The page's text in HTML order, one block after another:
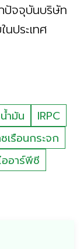
ปัจจุบันบริษัท
ประเทศ
น้ำมัน
IRPC
เรือนกระจก
ออาร์พีซี